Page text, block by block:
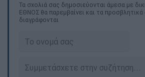
Τα σχολιά σας δημοσιεύονται άμεσα με
ΕΘΝΟΣ θα παρεμβαίνει και τα προσβλητικά
διαγράφονται